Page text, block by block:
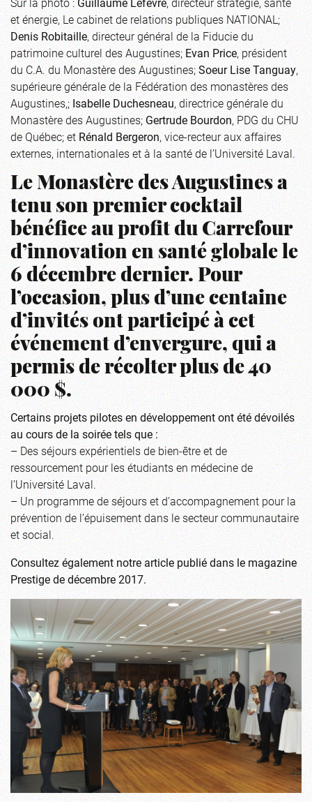
et énergie, Le cabinet de relations publiques NATIONAL;
Denis Robitaille, directeur général de la Fiducie du
patrimoine culturel des Augustines;Evan Price, président
du C.A. du Monastère des Augustines;Soeur Lise Tanguay,
supérieure générale de la Fédération des monastères des
Augustines,;Isabelle Duchesneau, directrice générale du
Monastère des Augustines;Gertrude Bourdon, PDG du CHU
de Québec; etRénald Bergeron, vice-recteur aux affaires
externes, internationales et à la santé de l’Université Laval.
Le Monastère des Augustines a
tenu son premier cocktail
bénéfice au profit du Carrefour
d’innovation en santé globale le
6 décembre dernier. Pour
l’occasion, plus d’une centaine
d’invités ont participé à cet
événement d’envergure, qui a
permis de récolter plus de 40
000 $.
Certains projets pilotes en développement ont été dévoilés
au cours de la soirée tels que :
– Des séjours expérientiels de bien-être et de
ressourcement pour les étudiants en médecine de
l’Université Laval.
– Un programme de séjours et d’accompagnement pour la
prévention de l’épuisement dans le secteur communautaire
et social.
Consultez également notre article publié dans le magazine
Prestige de décembre 2017.